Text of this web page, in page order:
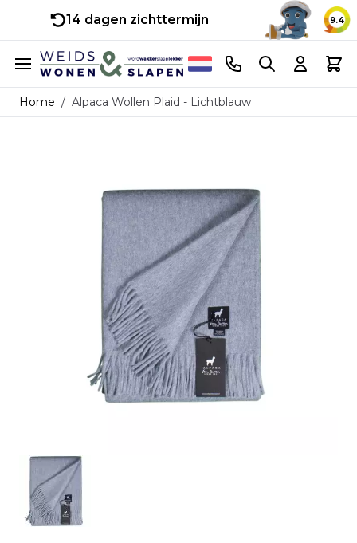
14 dagen zichttermijn 9.4
Ga naar de inhoud
Telefoonnummer
Search Cart
Home / Alpaca Wollen Plaid - Lichtblauw